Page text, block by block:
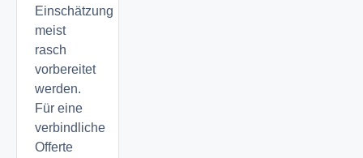
Einschätzung
meist
rasch
vorbereitet
werden.
Für eine
verbindliche
Offerte